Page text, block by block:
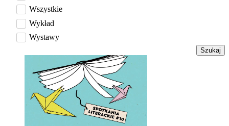
Wszystkie
Wykład
Wystawy
Szukaj